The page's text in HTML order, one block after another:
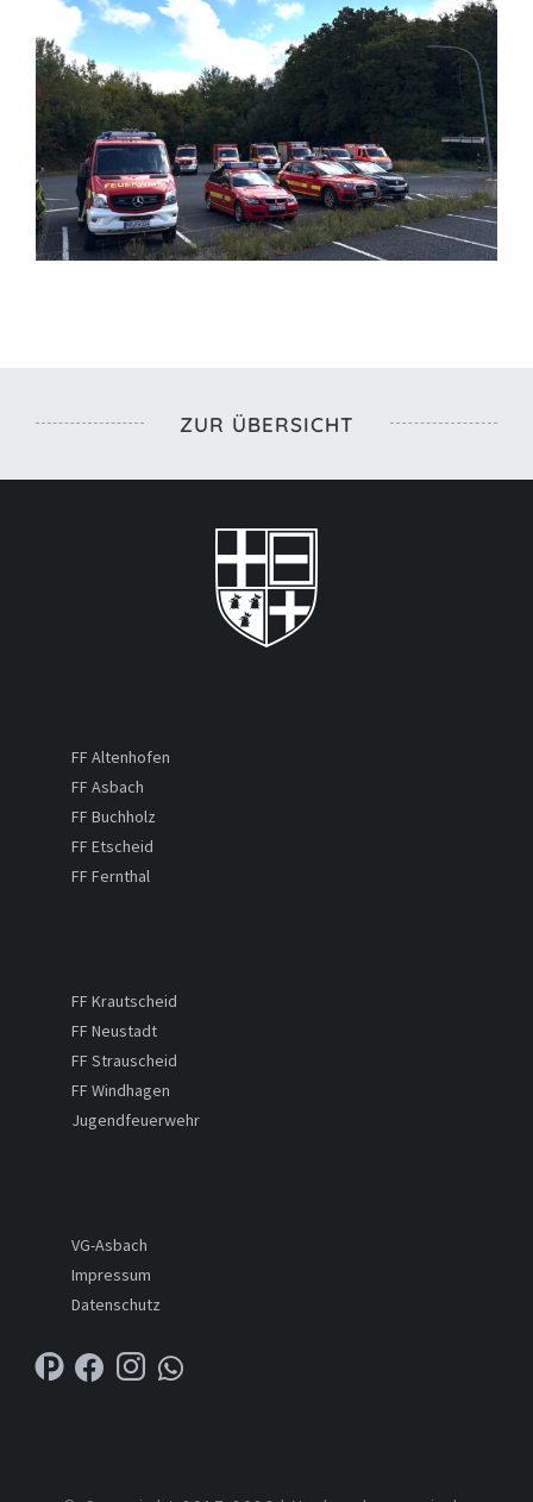
ZUR ÜBERSICHT
FF Altenhofen
FF Asbach
FF Buchholz
FF Etscheid
FF Fernthal
FF Krautscheid
FF Neustadt
FF Strauscheid
FF Windhagen
Jugendfeuerwehr
VG-Asbach
Impressum
Datenschutz